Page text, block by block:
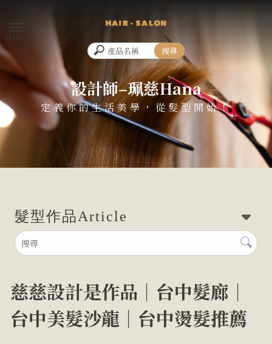
熹髮廊-海
設計師–珮慈Hana
髮型作品Article
慈慈設計是作品｜台中髮廊｜
台中美髮沙龍｜台中燙髮推薦